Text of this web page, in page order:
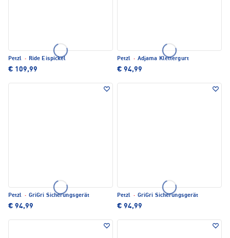
Petzl · Ride Eispickel
€ 109,99
Petzl · Adjama Klettergurt
€ 94,99
Petzl · GriGri Sicherungsgerät
€ 94,99
Petzl · GriGri Sicherungsgerät
€ 94,99